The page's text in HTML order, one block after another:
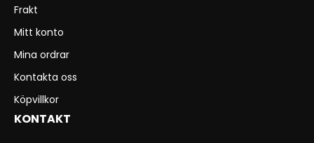
Frakt
Mitt konto
Mina ordrar
Kontakta oss
Köpvillkor
KONTAKT